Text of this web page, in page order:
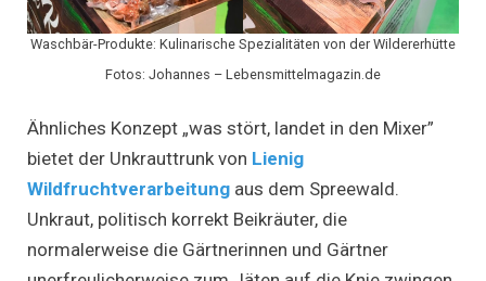
Waschbär-Produkte: Kulinarische Spezialitäten von der Wildererhütte
Fotos: Johannes – Lebensmittelmagazin.de
Ähnliches Konzept „was stört, landet in den Mixer”
bietet der Unkrauttrunk von Lienig
Wildfruchtverarbeitung aus dem Spreewald.
Unkraut, politisch korrekt Beikräuter, die
normalerweise die Gärtnerinnen und Gärtner